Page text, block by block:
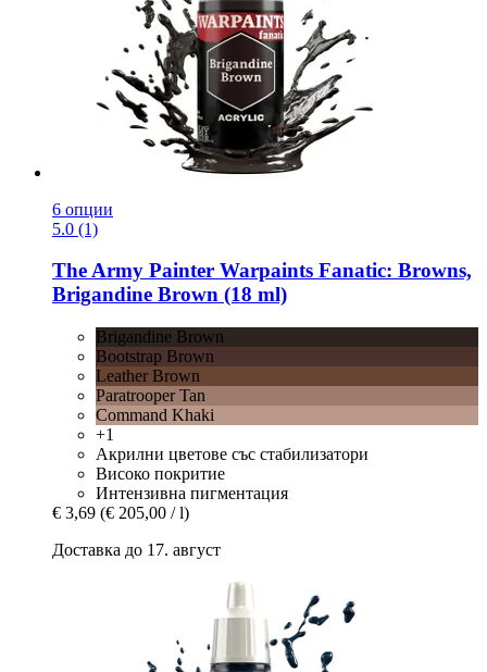
6 опции
5.0 (1)
The Army Painter Warpaints Fanatic: Browns,
Brigandine Brown (18 ml)
Brigandine Brown
Bootstrap Brown
Leather Brown
Paratrooper Tan
Command Khaki
+1
Акрилни цветове със стабилизатори
Високо покритие
Интензивна пигментация
€ 3,69 (€ 205,00 / l)
Доставка до 17. август